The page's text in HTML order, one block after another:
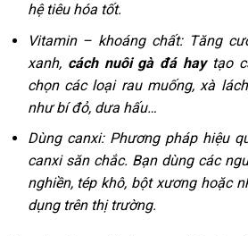
hệ tiêu hóa tốt.
Vitamin – khoáng chất: Tăng
xanh, cách nuôi gà đá haytạo
chọn các loại rau muống, xà
như bí đỏ, dưa hấu…
Dùng canxi: Phương pháp hiệu
canxi săn chắc. Bạn dùng các
nghiền, tép khô, bột xương hoặc
dụng trên thị trường.